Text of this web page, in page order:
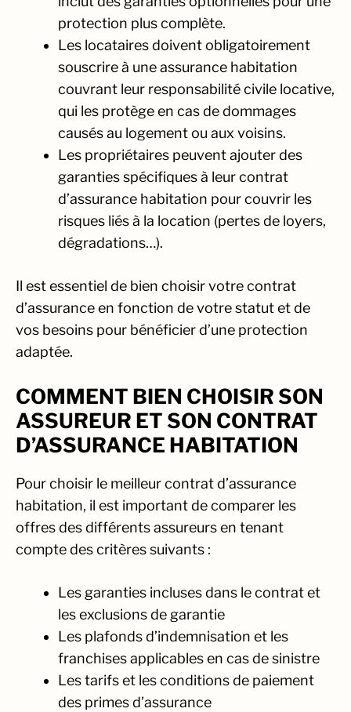
protection plus complète.
Les locataires doivent obligatoirement
souscrire à une assurance habitation
couvrant leur responsabilité civile locative,
qui les protège en cas de dommages
causés au logement ou aux voisins.
Les propriétaires peuvent ajouter des
garanties spécifiques à leur contrat
d’assurance habitation pour couvrir les
risques liés à la location (pertes de loyers,
dégradations…).
Il est essentiel de bien choisir votre contrat
d’assurance en fonction de votre statut et de
vos besoins pour bénéficier d’une protection
adaptée.
COMMENT BIEN CHOISIR SON
ASSUREUR ET SON CONTRAT
D’ASSURANCE HABITATION
Pour choisir le meilleur contrat d’assurance
habitation, il est important de comparer les
offres des différents assureurs en tenant
compte des critères suivants :
Les garanties incluses dans le contrat et
les exclusions de garantie
Les plafonds d’indemnisation et les
franchises applicables en cas de sinistre
Les tarifs et les conditions de paiement
des primes d’assurance